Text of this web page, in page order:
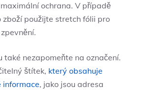
ochrana. ⁤V případě
⁣zboží použijte stretch fólii pro
také nezapomeňte na⁣ označení.‌
štítek, který obsahuje
informace, jako jsou adresa ​